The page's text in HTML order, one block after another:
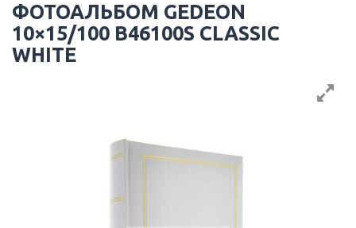
ФОТОАЛЬБОМ GEDEON
10×15/100 B46100S CLASSIC
WHITE